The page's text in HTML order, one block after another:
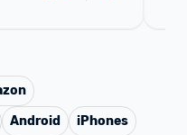
Android
iPhones